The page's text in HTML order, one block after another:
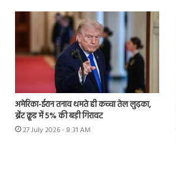
अमेरिका-ईरान तनाव थमते ही कच्चा तेल लुढ़का,
ब्रेंट क्रूड में 5% की बड़ी गिरावट
27 July 2026 - 8:31 AM